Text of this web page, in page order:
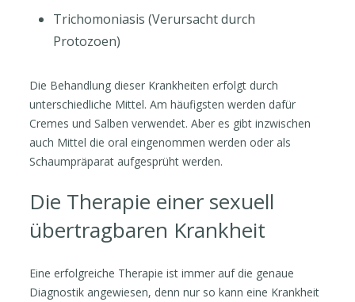
Trichomoniasis (Verursacht durch
Protozoen)
Die Behandlung dieser Krankheiten erfolgt durch
unterschiedliche Mittel. Am häufigsten werden dafür
Cremes und Salben verwendet. Aber es gibt inzwischen
auch Mittel die oral eingenommen werden oder als
Schaumpräparat aufgesprüht werden.
Die Therapie einer sexuell
übertragbaren Krankheit
Eine erfolgreiche Therapie ist immer auf die genaue
Diagnostik angewiesen, denn nur so kann eine Krankheit